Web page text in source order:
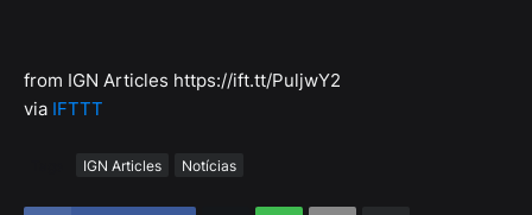
from IGN Articles https://ift.tt/PuljwY2
via IFTTT
IGN Articles Notícias